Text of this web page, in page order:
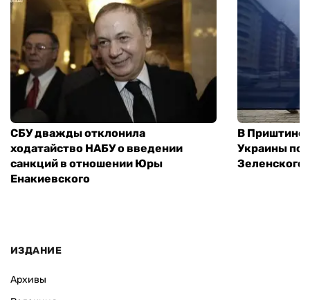
СБУ дважды отклонила
ходатайство НАБУ о введении
санкций в отношении Юры
Енакиевского
В Приштине
Украины
Зеленского
ИЗДАНИЕ
Архивы